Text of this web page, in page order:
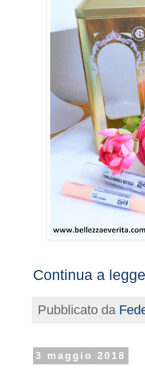
Continua a
Pubblicato da
3 maggio 2018